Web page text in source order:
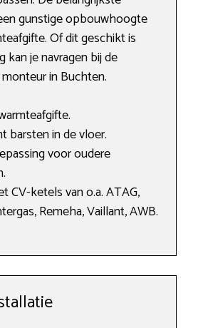
gunstige opbouwhoogte
Of dit geschikt is
kan je navragen bij de
in Buchten.
barsten in de vloer.
voor oudere
CV-ketels van o.a. ATAG,
Remeha, Vaillant, AWB.